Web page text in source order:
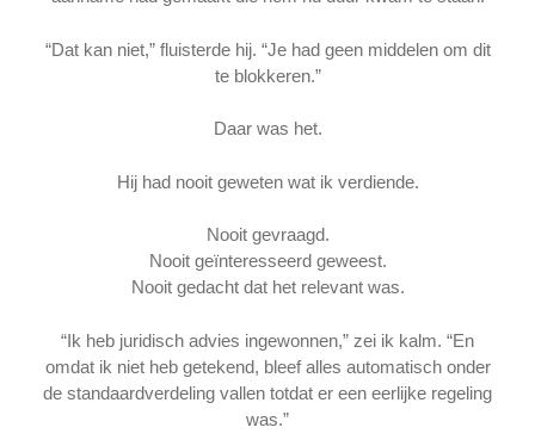
“Dat kan niet,” fluisterde hij. “Je had geen middelen om dit
te blokkeren.”
Daar was het.
Hij had nooit geweten wat ik verdiende.
Nooit gevraagd.
Nooit geïnteresseerd geweest.
Nooit gedacht dat het relevant was.
“Ik heb juridisch advies ingewonnen,” zei ik kalm. “En
omdat ik niet heb getekend, bleef alles automatisch onder
de standaardverdeling vallen totdat er een eerlijke regeling
was.”